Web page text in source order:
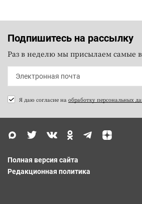
Подпишитесь на рассылку
Раз в неделю мы присылаем самые
Я даю согласие на обработку персональных
Полная версия сайта
Редакционная политика